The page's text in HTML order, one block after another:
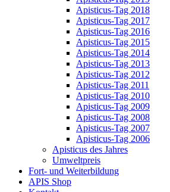
Apisticus-Tag 2018
Apisticus-Tag 2017
Apisticus-Tag 2016
Apisticus-Tag 2015
Apisticus-Tag 2014
Apisticus-Tag 2013
Apisticus-Tag 2012
Apisticus-Tag 2011
Apisticus-Tag 2010
Apisticus-Tag 2009
Apisticus-Tag 2008
Apisticus-Tag 2007
Apisticus-Tag 2006
Apisticus des Jahres
Umweltpreis
Fort- und Weiterbildung
APIS Shop